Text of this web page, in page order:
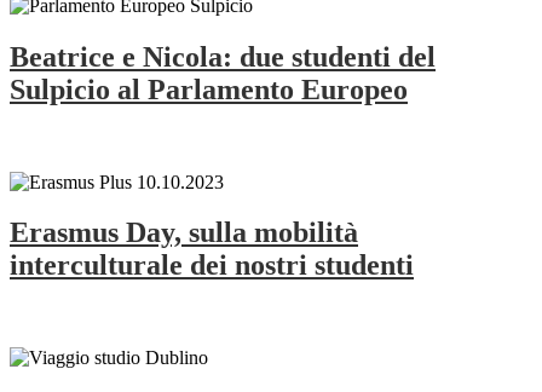
Beatrice e Nicola: due studenti del
Sulpicio al Parlamento Europeo
Erasmus Day, sulla mobilità
interculturale dei nostri studenti